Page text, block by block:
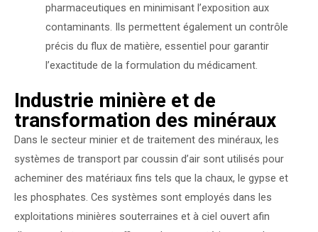
pharmaceutiques en minimisant l’exposition aux
contaminants. Ils permettent également un contrôle
précis du flux de matière, essentiel pour garantir
l’exactitude de la formulation du médicament.
Industrie minière et de
transformation des minéraux
Dans le secteur minier et de traitement des minéraux, les
systèmes de transport par coussin d’air sont utilisés pour
acheminer des matériaux fins tels que la chaux, le gypse et
les phosphates. Ces systèmes sont employés dans les
exploitations minières souterraines et à ciel ouvert afin